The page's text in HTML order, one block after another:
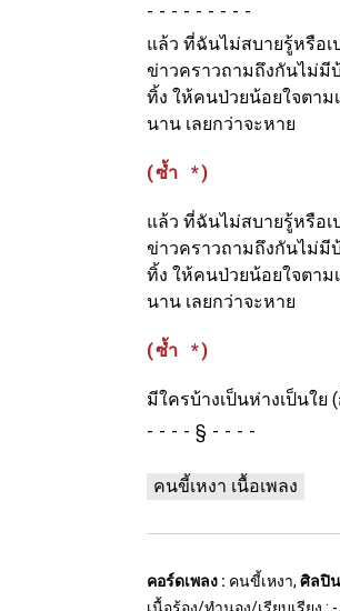
-
แล้ว ที่ฉันไม่สบายรู้หรือเ
ข่าวคราวถามถึงกันไม่มีบ้
ทิ้ง ให้คนป่วยน้อยใจตาม
นาน เลยกว่าจะหาย
(ซ้ำ *)
แล้ว ที่ฉันไม่สบายรู้หรือเ
ข่าวคราวถามถึงกันไม่มีบ้
ทิ้ง ให้คนป่วยน้อยใจตาม
นาน เลยกว่าจะหาย
(ซ้ำ *)
มีใครบ้างเป็นห่างเป็นใย
§
คนขี้เหงา เนื้อเพลง
คอร์ดเพลง : คนขี้เหงา, ศิลปิ